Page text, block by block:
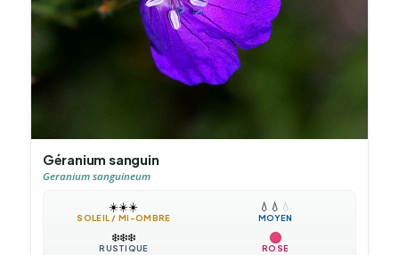
Géranium sanguin
Geranium sanguineum
☀️☀️☀️
SOLEIL / MI-OMBRE
💧 💧 💧
MOYEN
❄️❄️❄️
RUSTIQUE ROSE